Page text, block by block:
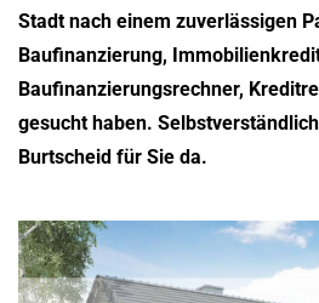
Stadt nach einem zuverlässigen
Baufinanzierung,
Baufinanzierungsrechner,
gesucht haben.
Burtscheid für Sie da.